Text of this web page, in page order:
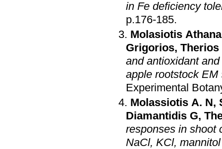
in Fe deficiency
p.176-185.
Molasiotis
Grigorios, Therios
and antioxidant
apple rootstock
Experimental
Molassiotis A. N,
Diamantidis G,
responses in shoot
NaCl, KCl,